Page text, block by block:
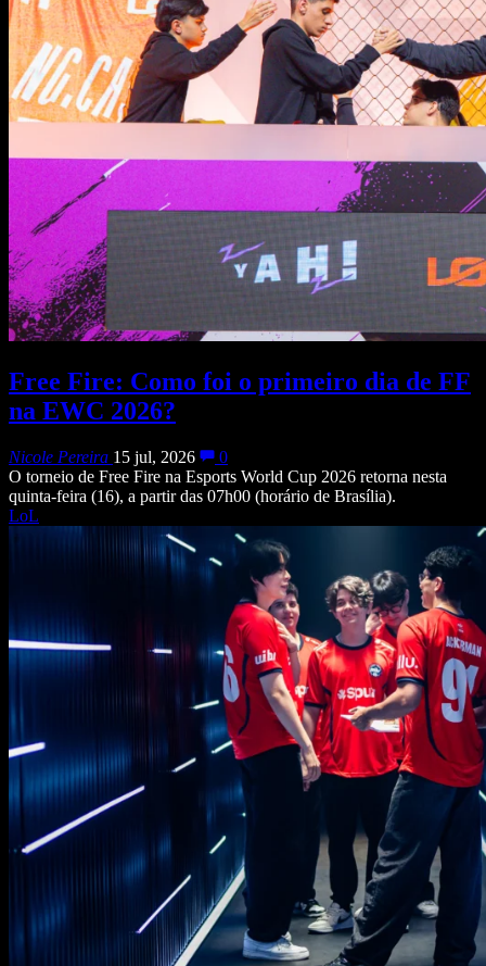
Free Fire: Como foi o primeiro dia de FF
na EWC 2026?
Nicole Pereira 15 jul, 2026
0
O torneio de Free Fire na Esports World Cup 2026 retorna nesta
quinta-feira (16), a partir das 07h00 (horário de Brasília).
LoL